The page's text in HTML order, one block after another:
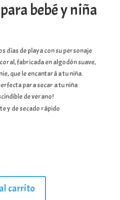
bebé y niña
días de playa con su personaje
fabricada en algodón suave,
que le encantará a tu niña.
para secar a tu niña
de verano!
y de secado rápido
carrito